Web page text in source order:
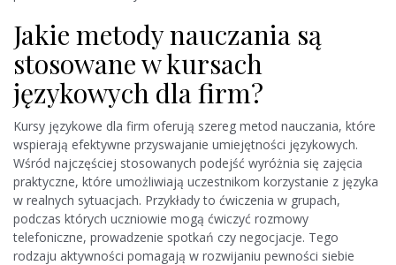
Jakie metody nauczania są
stosowane w kursach
językowych dla firm?
Kursy językowe dla firm oferują szereg metod nauczania, które
wspierają efektywne przyswajanie umiejętności językowych.
Wśród najczęściej stosowanych podejść wyróżnia się zajęcia
praktyczne, które umożliwiają uczestnikom korzystanie z języka
w realnych sytuacjach. Przykłady to ćwiczenia w grupach,
podczas których uczniowie mogą ćwiczyć rozmowy
telefoniczne, prowadzenie spotkań czy negocjacje. Tego
rodzaju aktywności pomagają w rozwijaniu pewności siebie